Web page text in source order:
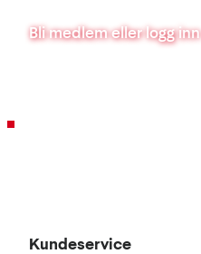
Bli medlem eller logg inn
Kundeservice